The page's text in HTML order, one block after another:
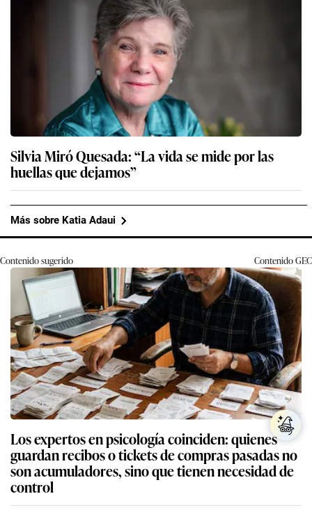
Silvia Miró Quesada: “La vida se mide por las
huellas que dejamos”
Más sobre Katia Adaui
Contenido sugerido ContenidoGEC
Los expertos en psicología coinciden: quienes
guardan recibos o tickets de compras pasadas no
son acumuladores, sino que tienen necesidad de
control